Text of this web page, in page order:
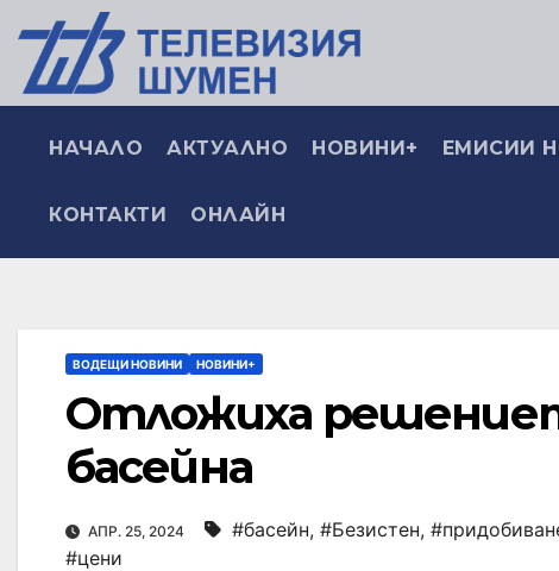
НАЧАЛО АКТУАЛНО НОВИНИ+ ЕМИСИИ
КОНТАКТИ ОНЛАЙН
ВОДЕЩИ НОВИНИ НОВИНИ+
Отложиха
басейна
АПР. 25, 2024 #басейн, #Безистен,
#цени